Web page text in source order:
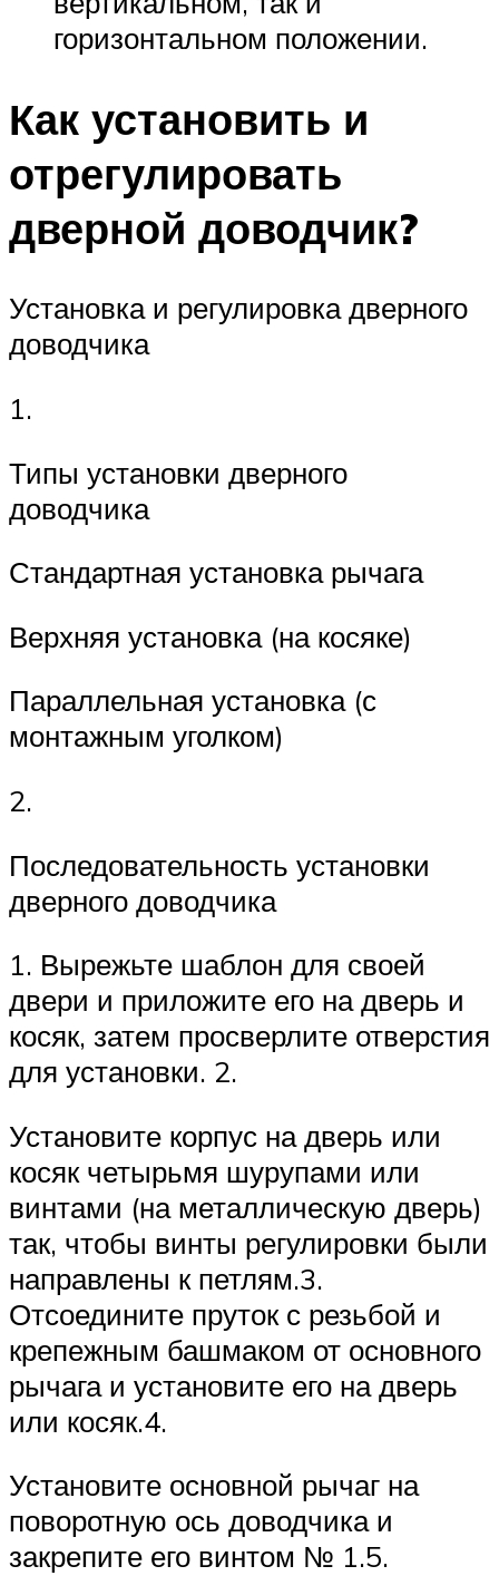
горизонтальном положении.
Как установить и
отрегулировать
дверной доводчик?
Установка и регулировка дверного
доводчика
1.
Типы установки дверного
доводчика
Стандартная установка рычага
Верхняя установка (на косяке)
Параллельная установка (с
монтажным уголком)
2.
Последовательность установки
дверного доводчика
1. Вырежьте шаблон для своей
двери и приложите его на дверь и
косяк, затем просверлите отверстия
для установки. 2.
Установите корпус на дверь или
косяк четырьмя шурупами или
винтами (на металлическую дверь)
так, чтобы винты регулировки были
направлены к петлям.3.
Отсоедините пруток с резьбой и
крепежным башмаком от основного
рычага и установите его на дверь
или косяк.4.
Установите основной рычаг на
поворотную ось доводчика и
закрепите его винтом № 1.5.